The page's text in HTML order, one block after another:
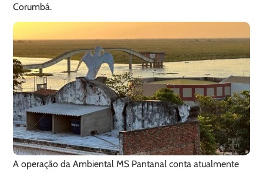
Corumbá.
A operação da Ambiental MS Pantanal conta atualmente